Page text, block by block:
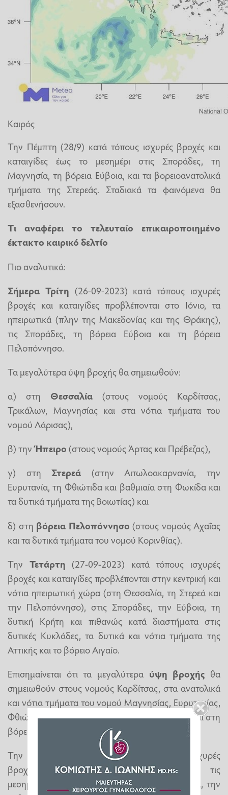
Καιρός
Την Πέμπτη (28/9) κατά τόπους ισχυρές βροχές και
καταιγίδες έως το μεσημέρι στις Σποράδες, τη
Μαγνησία, τη βόρεια Εύβοια, και τα βορειοανατολικά
τμήματα της Στερεάς. Σταδιακά τα φαινόμενα θα
εξασθενήσουν.
Tι αναφέρει το τελευταίο επικαιροποιημένο
έκτακτο καιρικό δελτίο
Πιο αναλυτικά:
Σήμερα Τρίτη (26-09-2023) κατά τόπους ισχυρές
βροχές και καταιγίδες προβλέπονται στο Ιόνιο, τα
ηπειρωτικά (πλην της Μακεδονίας και της Θράκης),
τις Σποράδες, τη βόρεια Εύβοια και τη βόρεια
Πελοπόννησο.
Τα μεγαλύτερα ύψη βροχής θα σημειωθούν:
α) στη Θεσσαλία (στους νομούς Καρδίτσας,
Τρικάλων, Μαγνησίας και στα νότια τμήματα του
νομού Λάρισας),
β) τηνΉπειρο(στους νομούς Άρτας και Πρέβεζας),
γ) στηΣτερεά (στην Αιτωλοακαρνανία, την
Ευρυτανία, τη Φθιώτιδα και βαθμιαία στη Φωκίδα και
τα δυτικά τμήματα της Βοιωτίας) και
δ) στη βόρεια Πελοπόννησο (στους νομούς Αχαΐας
και τα δυτικά τμήματα του νομού Κορινθίας).
Την Τετάρτη (27-09-2023) κατά τόπους ισχυρές
βροχές και καταιγίδες προβλέπονται στην κεντρική και
νότια ηπειρωτική χώρα (στη Θεσσαλία, τη Στερεά και
την Πελοπόννησο), στις Σποράδες, την Εύβοια, τη
δυτική Κρήτη και πιθανώς κατά διαστήματα στις
δυτικές Κυκλάδες, τα δυτικά και νότια τμήματα της
Αττικής και το βόρειο Αιγαίο.
Επισημαίνεται ότι τα μεγαλύτερα ύψη βροχής θα
σημειωθούν στους νομούς Καρδίτσας, στα ανατολικά
και νότια τμήματα του νομού Μαγνησίας, Ευρυτανίας,
Φθιώτιδας, Φωκίδας, Βοιωτίας, στις Σποράδες και στη
βόρεια Εύβοια.
Την
(28-09-2023) κατά τόπους ισχυρές
βροχές και καταιγίδες προβλέπονται έως τις
μεσημβρινές ώρες στις Σποράδες, τη Μαγνησία, την